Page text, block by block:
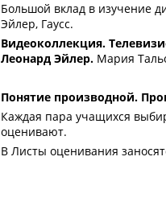
Большой вклад в изучение
Эйлер, Гаусс.
Видеоколлекция.
Леонард Эйлер. Мария
Понятие производной.
Каждая пара учащихся
оценивают.
В Листы оценивания